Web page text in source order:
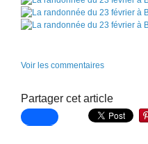
Voir les commentaires
Partager cet article